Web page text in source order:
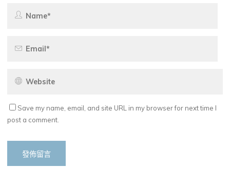
Save my name, email, and site URL in my browser for next time I
post a comment.